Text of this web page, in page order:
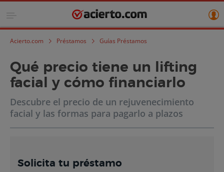
Acierto.com Préstamos Guías Préstamos
Qué precio tiene un lifting
facial y cómo financiarlo
Descubre el precio de un rejuvenecimiento
facial y las formas para pagarlo a plazos
Solicita tu préstamo